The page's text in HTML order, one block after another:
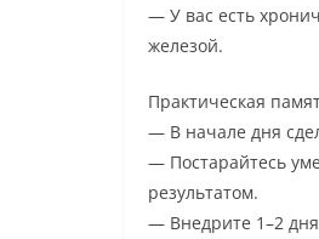
— У вас есть
железой.
Практическая
— В начале дня
— Постарайтесь
результатом.
— Внедрите 1–2